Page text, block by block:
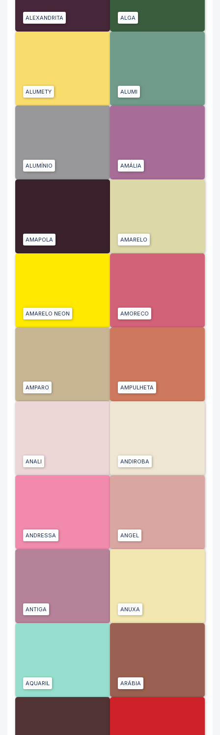
ALEXANDRITA ALGA
ALUMETY ALUMI
ALUMÍNIO AMÁLIA
AMAPOLA AMARELO
AMARELO NEON AMORECO
AMPARO AMPULHETA
ANALI ANDIROBA
ANDRESSA ANGEL
ANTIGA ANUXA
AQUARIL ARÁBIA